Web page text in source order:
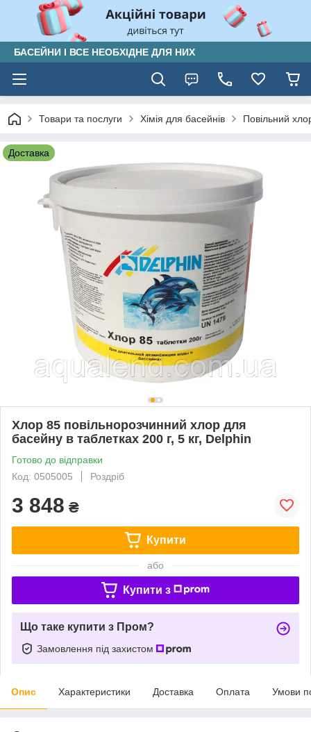
БАСЕЙНИ І ВСЕ НЕОБХІДНЕ ДЛЯ НИХ
Товари та послуги Хімія для басейнів Повільний
Доставка
Хлор 85 повільнорозчинний хлор для
басейну в таблетках 200 г, 5 кг, Delphin
Готово до відправки
Код: 0505005
Роздріб
3 848 ₴
Купити
або
Купити з
Що таке купити з Пром?
Замовлення під захистом
Опис Характеристики Доставка Оплата Умови